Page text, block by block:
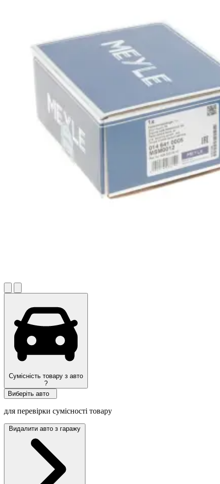
Сумісність товару з авто
?
Виберіть авто
для перевірки сумісності товару
Видалити авто з гаражу